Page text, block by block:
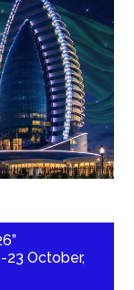
23 October,